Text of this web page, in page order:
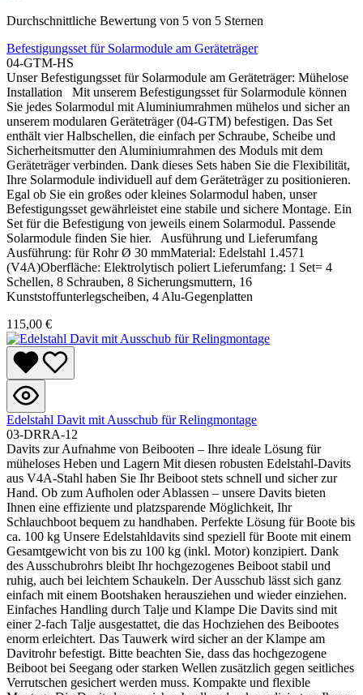
Durchschnittliche Bewertung von 5 von 5 Sternen
Befestigungsset für Solarmodule am Geräteträger
04-GTM-HS
Unser Befestigungsset für Solarmodule am Geräteträger: Mühelose
Installation Mit unserem Befestigungsset für Solarmodule können
Sie jedes Solarmodul mit Aluminiumrahmen mühelos und sicher an
unserem modularen Geräteträger (04-GTM) befestigen. Das Set
enthält vier Halbschellen, die einfach per Schraube, Scheibe und
Sicherheitsmutter den Aluminiumrahmen des Moduls mit dem
Geräteträger verbinden. Dank dieses Sets haben Sie die Flexibilität,
Ihre Solarmodule individuell auf dem Geräteträger zu positionieren.
Egal ob Sie ein großes oder kleines Solarmodul haben, unser
Befestigungsset gewährleistet eine stabile und sichere Montage. Ein
Set für die Befestigung von jeweils einem Solarmodul. Passende
Solarmodule finden Sie hier. Ausführung und Lieferumfang
Ausführung: für Rohr Ø 30 mmMaterial: Edelstahl 1.4571
(V4A)Oberfläche: Elektrolytisch poliert Lieferumfang: 1 Set= 4
Schellen, 8 Schrauben, 8 Sicherungsmuttern, 16
Kunststoffunterlegscheiben, 4 Alu-Gegenplatten
115,00 €
Edelstahl Davit mit Ausschub für Relingmontage
03-DRRA-12
Davits zur Aufnahme von Beibooten – Ihre ideale Lösung für
müheloses Heben und Lagern Mit diesen robusten Edelstahl-Davits
aus V4A-Stahl haben Sie Ihr Beiboot stets schnell und sicher zur
Hand. Ob zum Aufholen oder Ablassen – unsere Davits bieten
Ihnen eine effiziente und platzsparende Möglichkeit, Ihr
Schlauchboot bequem zu handhaben. Perfekte Lösung für Boote bis
ca. 100 kg Unsere Edelstahldavits sind speziell für Boote mit einem
Gesamtgewicht von bis zu 100 kg (inkl. Motor) konzipiert. Dank
des Ausschubrohrs bleibt Ihr hochgezogenes Beiboot stabil und
ruhig, auch bei leichtem Schaukeln. Der Ausschub lässt sich ganz
einfach mit einem Bootshaken herausziehen und wieder einziehen.
Einfaches Handling durch Talje und Klampe Die Davits sind mit
einer 2-fach Talje ausgestattet, die das Hochziehen des Beibootes
enorm erleichtert. Das Tauwerk wird sicher an der Klampe am
Davitrohr befestigt. Bitte beachten Sie, dass das hochgezogene
Beiboot bei Seegang oder starken Wellen zusätzlich gegen seitliches
Verrutschen gesichert werden muss. Kompakte und flexible